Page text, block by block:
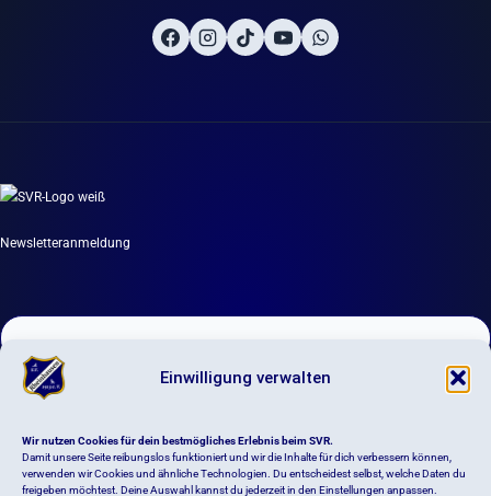
Einwilligung verwalten
Wir nutzen Cookies für dein bestmögliches Erlebnis beim SVR.
Damit unsere Seite reibungslos funktioniert und wir die Inhalte für dich verbessern können,
verwenden wir Cookies und ähnliche Technologien. Du entscheidest selbst, welche Daten du
freigeben möchtest. Deine Auswahl kannst du jederzeit in den Einstellungen anpassen.
Newsletteranmeldung
Newsletter
Anmeldung Schwimmkurs